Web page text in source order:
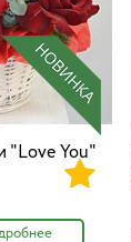
"Love You"